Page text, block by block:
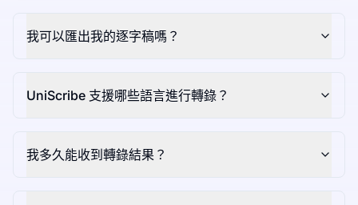
我可以匯出我的逐字稿嗎？
UniScribe 支援哪些語言進行轉錄？
我多久能收到轉錄結果？